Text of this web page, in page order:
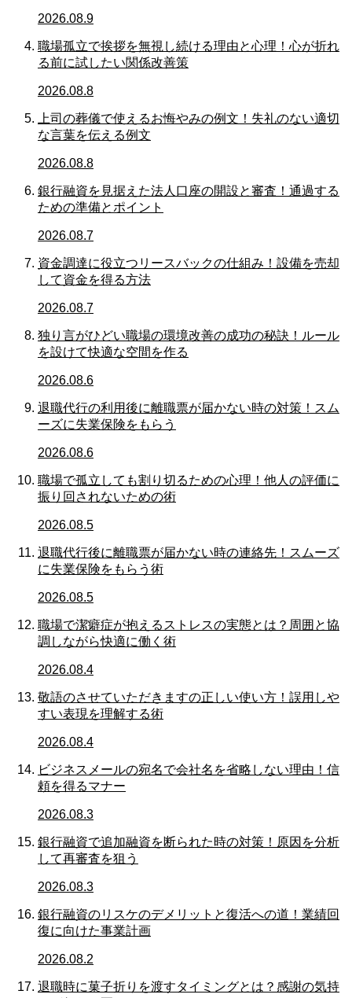
2026.08.9
職場孤立で挨拶を無視し続ける理由と心理！心が折れ
る前に試したい関係改善策
2026.08.8
上司の葬儀で使えるお悔やみの例文！失礼のない適切
な言葉を伝える例文
2026.08.8
銀行融資を見据えた法人口座の開設と審査！通過する
ための準備とポイント
2026.08.7
資金調達に役立つリースバックの仕組み！設備を売却
して資金を得る方法
2026.08.7
独り言がひどい職場の環境改善の成功の秘訣！ルール
を設けて快適な空間を作る
2026.08.6
退職代行の利用後に離職票が届かない時の対策！スム
ーズに失業保険をもらう
2026.08.6
職場で孤立しても割り切るための心理！他人の評価に
振り回されないための術
2026.08.5
退職代行後に離職票が届かない時の連絡先！スムーズ
に失業保険をもらう術
2026.08.5
職場で潔癖症が抱えるストレスの実態とは？周囲と協
調しながら快適に働く術
2026.08.4
敬語のさせていただきますの正しい使い方！誤用しや
すい表現を理解する術
2026.08.4
ビジネスメールの宛名で会社名を省略しない理由！信
頼を得るマナー
2026.08.3
銀行融資で追加融資を断られた時の対策！原因を分析
して再審査を狙う
2026.08.3
銀行融資のリスケのデメリットと復活への道！業績回
復に向けた事業計画
2026.08.2
退職時に菓子折りを渡すタイミングとは？感謝の気持